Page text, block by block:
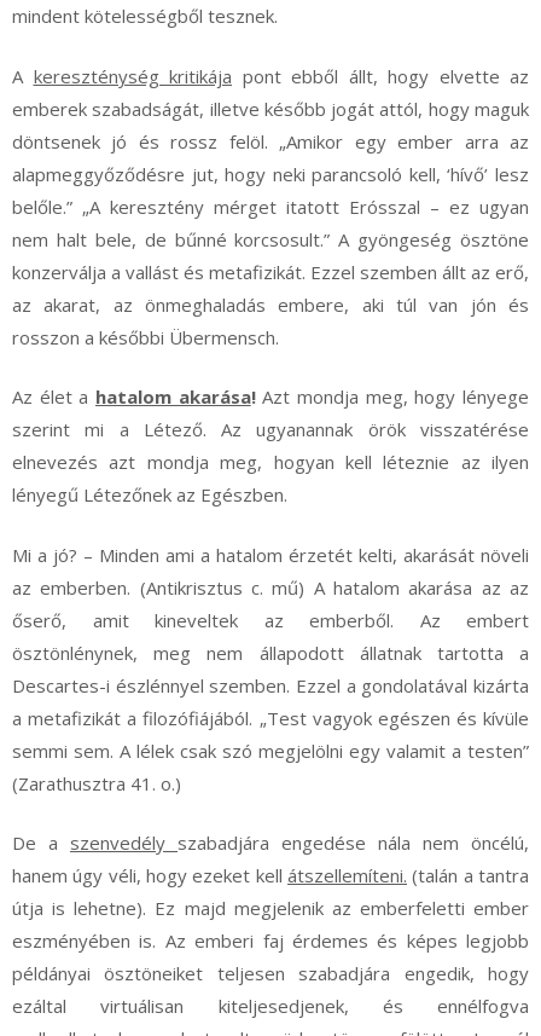
mindent kötelességből tesznek.
A kereszténység kritikája pont ebből állt, hogy elvette az
emberek szabadságát, illetve később jogát attól, hogy maguk
döntsenek jó és rossz felöl. „Amikor egy ember arra az
alapmeggyőződésre jut, hogy neki parancsoló kell, ‘hívő’ lesz
belőle.” „A keresztény mérget itatott Erósszal – ez ugyan
nem halt bele, de bűnné korcsosult.” A gyöngeség ösztöne
konzerválja a vallást és metafizikát. Ezzel szemben állt az erő,
az akarat, az önmeghaladás embere, aki túl van jón és
rosszon a későbbi Übermensch.
Az élet a hatalom akarása!Azt mondja meg, hogy lényege
szerint mi a Létező. Az ugyanannak örök visszatérése
elnevezés azt mondja meg, hogyan kell léteznie az ilyen
lényegű Létezőnek az Egészben.
Mi a jó? – Minden ami a hatalom érzetét kelti, akarását növeli
az emberben. (Antikrisztus c. mű) A hatalom akarása az az
őserő, amit kineveltek az emberből. Az embert
ösztönlénynek, meg nem állapodott állatnak tartotta a
Descartes-i észlénnyel szemben. Ezzel a gondolatával kizárta
a metafizikát a filozófiájából. „Test vagyok egészen és kívüle
semmi sem. A lélek csak szó megjelölni egy valamit a testen”
(Zarathusztra 41. o.)
De a szenvedély szabadjára engedése nála nem öncélú,
hanem úgy véli, hogy ezeket kell átszellemíteni. (talán a tantra
útja is lehetne). Ez majd megjelenik az emberfeletti ember
eszményében is. Az emberi faj érdemes és képes legjobb
példányai ösztöneiket teljesen szabadjára engedik, hogy
ezáltal virtuálisan kiteljesedjenek, és ennélfogva